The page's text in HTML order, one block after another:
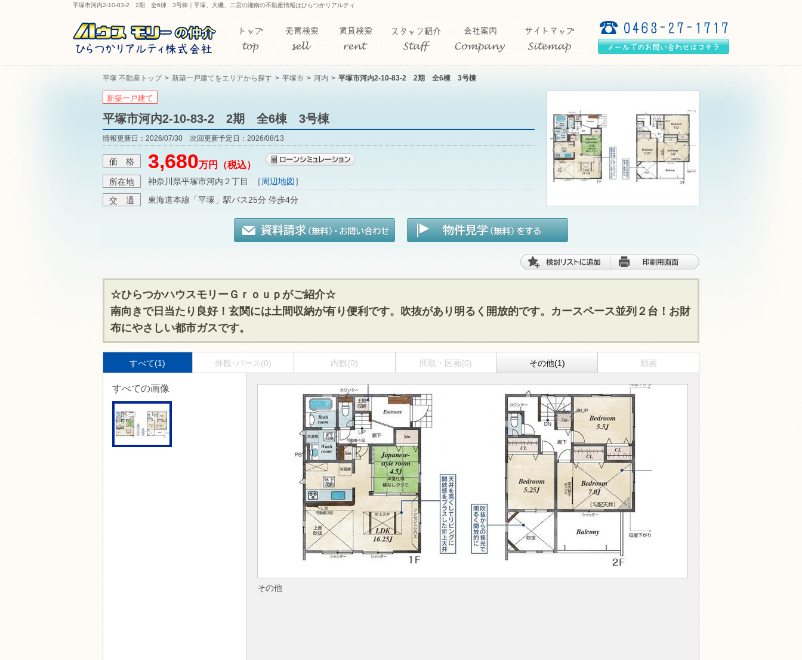
平塚市河内2-10-83-2 2期 全6棟 3号棟｜平塚、大磯、二宮の湘南の不動産情報はひらつかリアルティ
平塚 不動産トップ 新築一戸建てをエリアから探す 平塚市 河内 平塚市河内2-10-83-2 2期 全6棟 3号棟
新築一戸建て
平塚市河内2-10-83-2 2期 全6棟 3号棟
情報更新日：2026/07/30 次回更新予定日：2026/08/13
価 格 3,680万円（税込）
所在地 神奈川県平塚市河内２丁目 ［ 周辺地図］
交 通 東海道本線「平塚」駅バス25分 停歩4分
☆ひらつかハウスモリーＧｒｏｕｐがご紹介☆
南向きで日当たり良好！玄関には土間収納が有り便利です。吹抜があり明るく開放的です。カースペース並列２台！お財
布にやさしい都市ガスです。
すべて(1) 外観･パース(0) 内観(0) 間取・区画(0) その他(1) 動画
すべての画像
その他